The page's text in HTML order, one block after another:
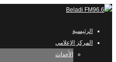
الرئيسية
المركز الإعلامي
الأحداث